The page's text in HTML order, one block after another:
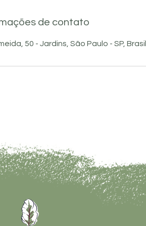
de contato
50 - Jardins, São Paulo - SP, Brasil